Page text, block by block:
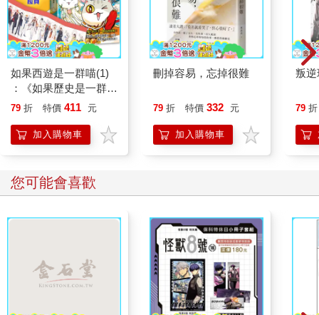
如果西遊是一群喵(1)
：《如果歷史是一群
喵》作者最新力作，附
79 折 特價 411 元
加入購物車
刪掉容易，忘掉很難
79 折 特價 332 元
加入購物車
叛逆
79 折
您可能會喜歡